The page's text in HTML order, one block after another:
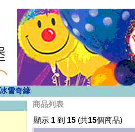
雪奇緣
商品列表
顯示 1 到 15 (共15個商品)